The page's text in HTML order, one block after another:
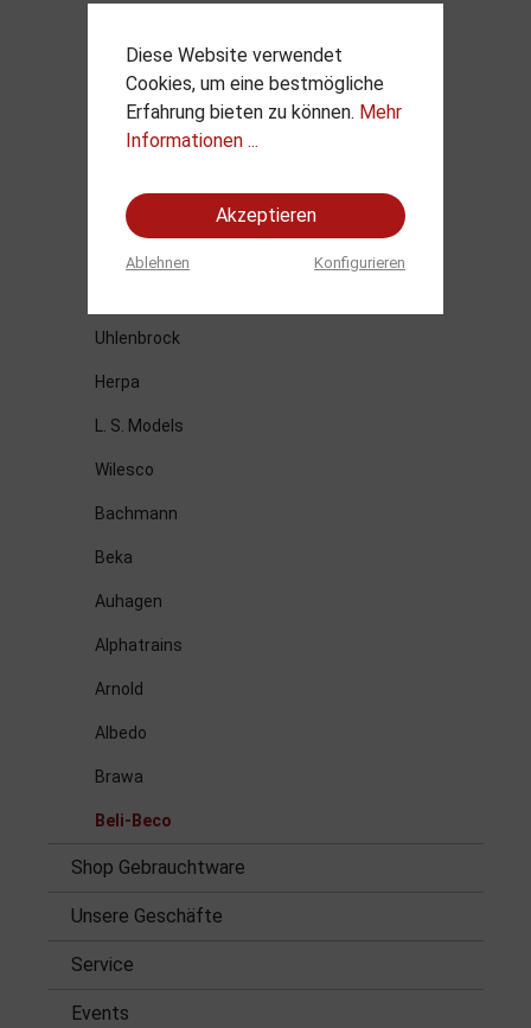
Kato
Gützold
M+D - Klein Modellbahn
Uhlenbrock
Herpa
L. S. Models
Wilesco
Bachmann
Beka
Auhagen
Alphatrains
Arnold
Albedo
Brawa
Beli-Beco
Shop Gebrauchtware
Unsere Geschäfte
Service
Events
Diese Website verwendet
Cookies, um eine bestmögliche
Erfahrung bieten zu können. Mehr
Informationen ...
Akzeptieren
Ablehnen Konfigurieren